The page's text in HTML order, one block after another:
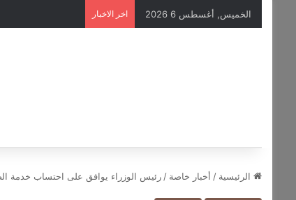
الخميس, أغسطس 6 2026 اخر الاخبار
الرئيسية / أخبار خاصة / رئيس الوزراء يوافق على احتساب خدمة